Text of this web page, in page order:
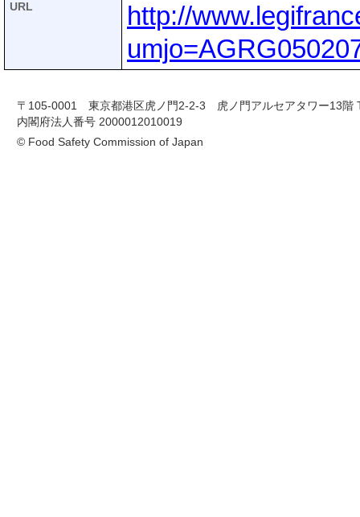
URL
http://
〒105-0001 東京都港区虎ノ門2-2-3 虎ノ門アルセアタワー13階
内閣府法人番号 2000012010019
© Food Safety Commission of Japan